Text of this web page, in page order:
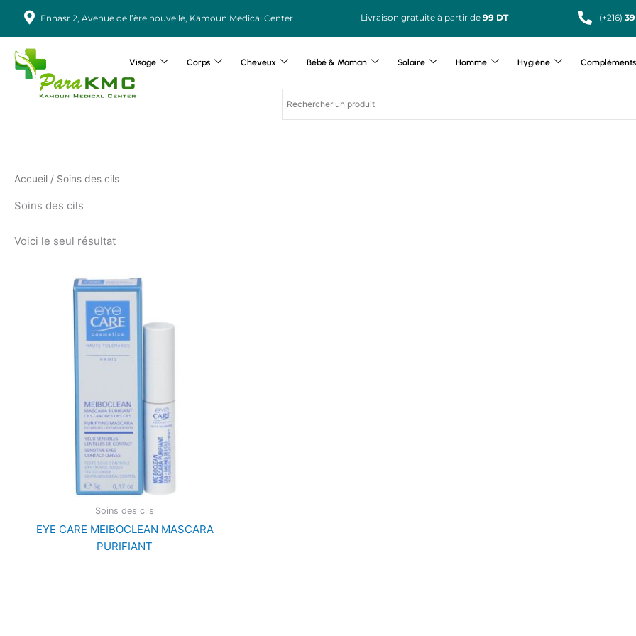
contenu
Ennasr 2, Avenue de l’ère nouvelle, Kamoun Medical Center Livraison gratuite à partir de99 DT (+216)
Visage Corps Cheveux Bébé & Maman Solaire Homme Hygiène
Accueil / Soins des cils
Soins des cils
Voici le seul résultat
Soins des cils
EYE CARE MEIBOCLEAN MASCARA
PURIFIANT